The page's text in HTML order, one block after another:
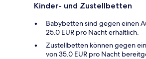
Kinder- und Zustellbetten
Babybetten sind gegen einen
25.0 EUR pro Nacht erhältlich.
Zustellbetten können gegen
von 35.0 EUR pro Nacht